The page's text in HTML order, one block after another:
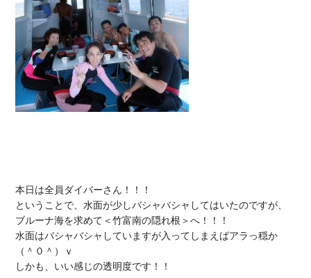
本日は全員ダイバーさん！！！
ということで、水面が少しバシャバシャしてはいたのですが、
ブルーナ海を求めて＜竹富南の隠れ根＞へ！！！
水面はバシャバシャしていますが入ってしまえばアラっ穏か
（＾０＾）ｖ
しかも、いい感じの透明度です！！